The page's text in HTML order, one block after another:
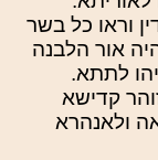
וראו כל בשר
אור הלבנה
לתתא.
קדישא
ולאנהרא